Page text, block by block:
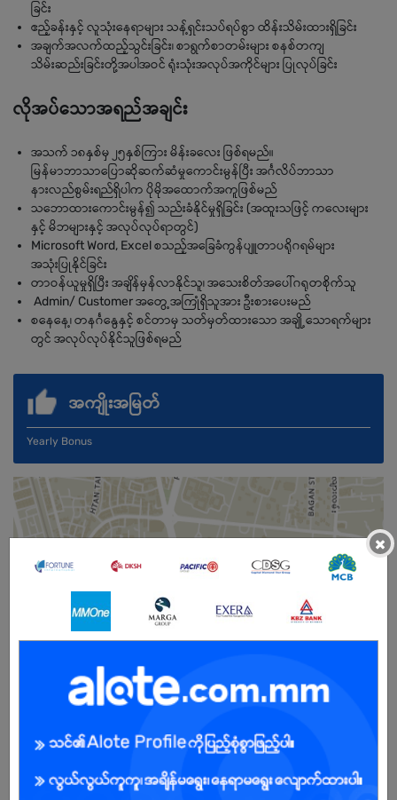
ခြင်း
ဧည့်ခန်းနှင့် လူသုံးနေရာများ သန့်ရှင်းသပ်ရပ်စွာ ထိန်းသိမ်းထားရှိခြင်း
အချက်အလက်ထည့်သွင်းခြင်း၊ စာရွက်စာတမ်းများ စနစ်တကျ
သိမ်းဆည်းခြင်းတို့အပါအဝင် ရုံးသုံးအလုပ်အကိုင်များ ပြုလုပ်ခြင်း
လိုအပ်သောအရည်အချင်း
အသက် ၁၈နှစ်မှ ၂၅နှစ်ကြား မိန်းခလေး ဖြစ်ရမည်။
မြန်မာဘာသာပြောဆိုဆက်ဆံမှုကောင်းမွန်ပြီး အင်္ဂလိပ်ဘာသာ
နားလည်စွမ်းရည်ရှိပါက ပိုမိုအထောက်အကူဖြစ်မည်
သဘောထားကောင်းမွန်၍ သည်းခံနိုင်မှုရှိခြင်း (အထူးသဖြင့် ကလေးများ
နှင့် မိဘများနှင့် အလုပ်လုပ်ရာတွင်)
Microsoft Word, Excel စသည့်အခြေခံကွန်ပျူတာပရိုဂရမ်များ
အသုံးပြုနိုင်ခြင်း
တာဝန်ယူမှုရှိပြီး အချိန်မှန်လာနိုင်သူ၊ အသေးစိတ်အပေါ်ဂရုတစိုက်သူ
Admin/ Customer အတွေ့အကြုံရှိသူအား ဦးစားပေးမည်
စနေနေ့၊ တနင်္ဂနွေနှင့် စင်တာမှ သတ်မှတ်ထားသော အချို့သောရက်များ
တွင် အလုပ်လုပ်နိုင်သူဖြစ်ရမည်
အကျိုးအမြတ်
Yearly Bonus
ကျွန်ုပ်တို့ကုမ္ပဏီအကြောင်း
×